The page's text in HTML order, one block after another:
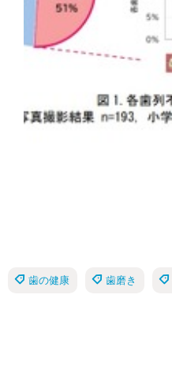
歯の健康 歯磨き